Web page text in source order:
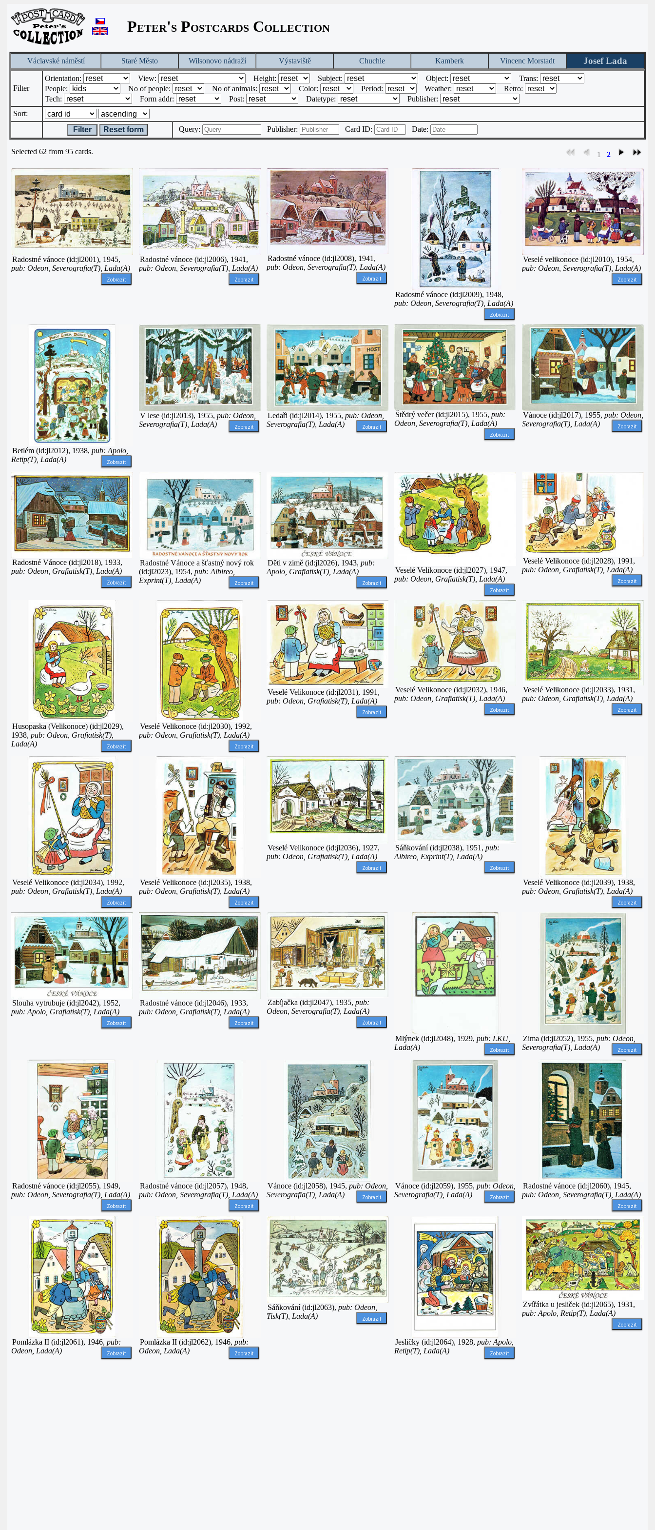
Peter's Postcards Collection
Václavské náměstí Staré Město Wilsonovo nádraží Výstaviště Chuchle Kamberk Vincenc Morstadt Josef Lada
Filter
Orientation: View: Height: Subject: Object:
Trans:
People:
No of people: No of animals: Color: Period: Weather:
Retro:
Tech:
Form addr: Post: Datetype:
Publisher:
Sort:
Filter
Reset form Query: Publisher: Card ID: Date:
Selected 62 from 95 cards. 1 2
Radostné vánoce (id:jl2001), 1945,
pub: Odeon, Severografia(T), Lada(A)
Zobrazit
Radostné vánoce (id:jl2006), 1941,
pub: Odeon, Severografia(T), Lada(A)
Zobrazit
Radostné vánoce (id:jl2008), 1941,
pub: Odeon, Severografia(T), Lada(A)
Zobrazit
Radostné vánoce (id:jl2009), 1948,
pub: Odeon, Severografia(T), Lada(A)
Zobrazit
Veselé velikonoce (id:jl2010), 1954,
pub: Odeon, Severografia(T), Lada(A)
Zobrazit
Betlém (id:jl2012), 1938, pub: Apolo,
Retip(T), Lada(A)
Zobrazit
V lese (id:jl2013), 1955, pub: Odeon,
Severografia(T), Lada(A)
Zobrazit
Ledaři (id:jl2014), 1955, pub: Odeon,
Severografia(T), Lada(A)
Zobrazit
Štědrý večer (id:jl2015), 1955, pub:
Odeon, Severografia(T), Lada(A)
Zobrazit
Vánoce (id:jl2017), 1955, pub: Odeon,
Severografia(T), Lada(A)
Zobrazit
Radostné Vánoce (id:jl2018), 1933,
pub: Odeon, Grafiatisk(T), Lada(A)
Zobrazit
Radostné Vánoce a šťastný nový rok
(id:jl2023), 1954, pub: Albireo,
Exprint(T), Lada(A)
Zobrazit
Děti v zimě (id:jl2026), 1943, pub:
Apolo, Grafiatisk(T), Lada(A)
Zobrazit
Veselé Velikonoce (id:jl2027), 1947,
pub: Odeon, Grafiatisk(T), Lada(A)
Zobrazit
Veselé Velikonoce (id:jl2028), 1991,
pub: Odeon, Grafiatisk(T), Lada(A)
Zobrazit
Husopaska (Velikonoce) (id:jl2029),
1938, pub: Odeon, Grafiatisk(T),
Lada(A)
Zobrazit
Veselé Velikonoce (id:jl2030), 1992,
pub: Odeon, Grafiatisk(T), Lada(A)
Zobrazit
Veselé Velikonoce (id:jl2031), 1991,
pub: Odeon, Grafiatisk(T), Lada(A)
Zobrazit
Veselé Velikonoce (id:jl2032), 1946,
pub: Odeon, Grafiatisk(T), Lada(A)
Zobrazit
Veselé Velikonoce (id:jl2033), 1931,
pub: Odeon, Grafiatisk(T), Lada(A)
Zobrazit
Veselé Velikonoce (id:jl2034), 1992,
pub: Odeon, Grafiatisk(T), Lada(A)
Zobrazit
Veselé Velikonoce (id:jl2035), 1938,
pub: Odeon, Grafiatisk(T), Lada(A)
Zobrazit
Veselé Velikonoce (id:jl2036), 1927,
pub: Odeon, Grafiatisk(T), Lada(A)
Zobrazit
Sáňkování (id:jl2038), 1951, pub:
Albireo, Exprint(T), Lada(A)
Zobrazit
Veselé Velikonoce (id:jl2039), 1938,
pub: Odeon, Grafiatisk(T), Lada(A)
Zobrazit
Slouha vytrubuje (id:jl2042), 1952,
pub: Apolo, Grafiatisk(T), Lada(A)
Zobrazit
Radostné vánoce (id:jl2046), 1933,
pub: Odeon, Grafiatisk(T), Lada(A)
Zobrazit
Zabíjačka (id:jl2047), 1935, pub:
Odeon, Severografia(T), Lada(A)
Zobrazit
Mlýnek (id:jl2048), 1929, pub: LKU,
Lada(A)
Zobrazit
Zima (id:jl2052), 1955, pub: Odeon,
Severografia(T), Lada(A)
Zobrazit
Radostné vánoce (id:jl2055), 1949,
pub: Odeon, Severografia(T), Lada(A)
Zobrazit
Radostné vánoce (id:jl2057), 1948,
pub: Odeon, Severografia(T), Lada(A)
Zobrazit
Vánoce (id:jl2058), 1945, pub: Odeon,
Severografia(T), Lada(A)
Zobrazit
Vánoce (id:jl2059), 1955, pub: Odeon,
Severografia(T), Lada(A)
Zobrazit
Radostné vánoce (id:jl2060), 1945,
pub: Odeon, Severografia(T), Lada(A)
Zobrazit
Pomlázka II (id:jl2061), 1946, pub:
Odeon, Lada(A)
Zobrazit
Pomlázka II (id:jl2062), 1946, pub:
Odeon, Lada(A)
Zobrazit
Sáňkování (id:jl2063), pub: Odeon,
Tisk(T), Lada(A)
Zobrazit
Jesličky (id:jl2064), 1928, pub: Apolo,
Retip(T), Lada(A)
Zobrazit
Zvířátka u jesliček (id:jl2065), 1931,
pub: Apolo, Retip(T), Lada(A)
Zobrazit